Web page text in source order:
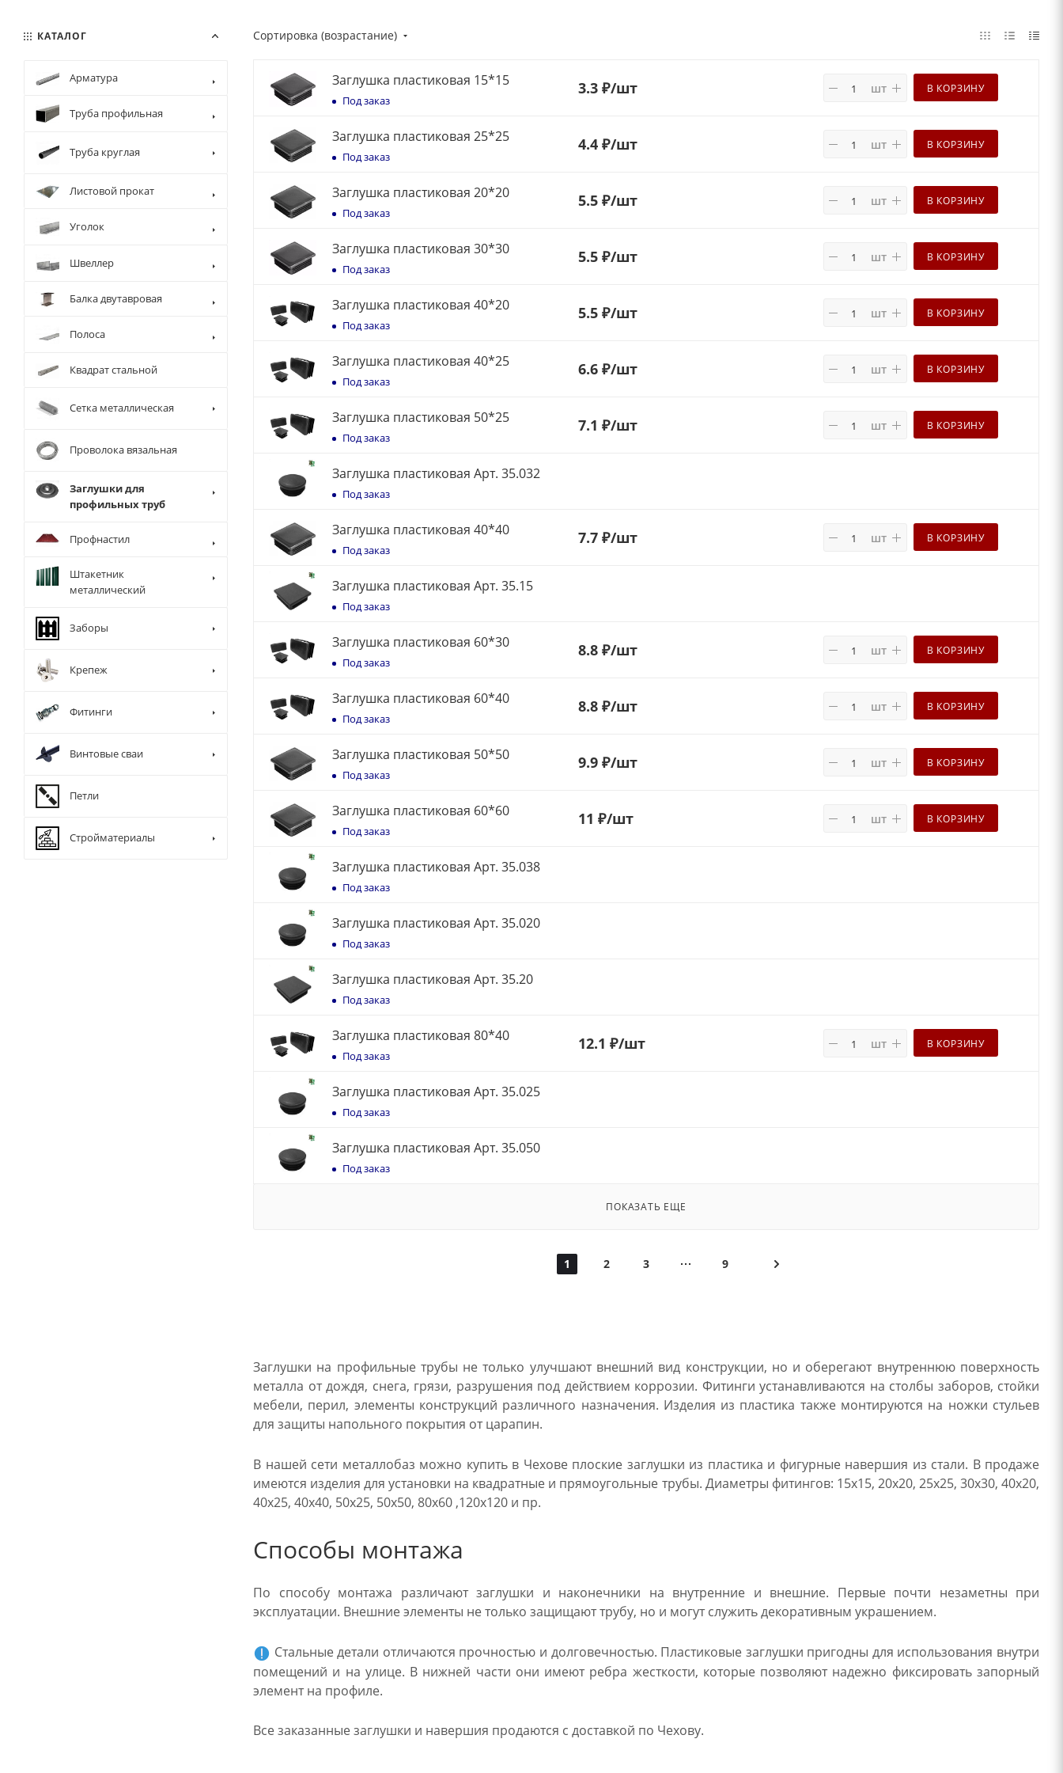
Сортировка (возрастание)
Заглушка пластиковая 15*15
Под заказ
3.3 ₽/шт шт В КОРЗИНУ
Заглушка пластиковая 25*25
Под заказ
4.4 ₽/шт шт В КОРЗИНУ
Заглушка пластиковая 20*20
Под заказ
5.5 ₽/шт шт В КОРЗИНУ
Заглушка пластиковая 30*30
Под заказ
5.5 ₽/шт шт В КОРЗИНУ
Заглушка пластиковая 40*20
Под заказ
5.5 ₽/шт шт В КОРЗИНУ
Заглушка пластиковая 40*25
Под заказ
6.6 ₽/шт шт В КОРЗИНУ
Заглушка пластиковая 50*25
Под заказ
7.1 ₽/шт шт В КОРЗИНУ
Заглушка пластиковая Арт. 35.032
Под заказ
Заглушка пластиковая 40*40
Под заказ
7.7 ₽/шт шт В КОРЗИНУ
Заглушка пластиковая Арт. 35.15
Под заказ
Заглушка пластиковая 60*30
Под заказ
8.8 ₽/шт шт В КОРЗИНУ
Заглушка пластиковая 60*40
Под заказ
8.8 ₽/шт шт В КОРЗИНУ
Заглушка пластиковая 50*50
Под заказ
9.9 ₽/шт шт В КОРЗИНУ
Заглушка пластиковая 60*60
Под заказ
11 ₽/шт шт В КОРЗИНУ
Заглушка пластиковая Арт. 35.038
Под заказ
Заглушка пластиковая Арт. 35.020
Под заказ
Заглушка пластиковая Арт. 35.20
Под заказ
Заглушка пластиковая 80*40
Под заказ
12.1 ₽/шт шт В КОРЗИНУ
Заглушка пластиковая Арт. 35.025
Под заказ
Заглушка пластиковая Арт. 35.050
Под заказ
ПОКАЗАТЬ ЕЩЕ
1 2 3 9
Заглушки на профильные трубы не только улучшают внешний вид конструкции, но и оберегают внутреннюю поверхность
металла от дождя, снега, грязи, разрушения под действием коррозии. Фитинги устанавливаются на столбы заборов, стойки
мебели, перил, элементы конструкций различного назначения. Изделия из пластика также монтируются на ножки стульев
для защиты напольного покрытия от царапин.
В нашей сети металлобаз можно купить в Чехове плоские заглушки из пластика и фигурные навершия из стали. В продаже
имеются изделия для установки на квадратные и прямоугольные трубы. Диаметры фитингов: 15х15, 20х20, 25х25, 30х30, 40х20,
40х25, 40х40, 50х25, 50х50, 80х60 ,120х120 и пр.
Способы монтажа
По способу монтажа различают заглушки и наконечники на внутренние и внешние. Первые почти незаметны при
эксплуатации. Внешние элементы не только защищают трубу, но и могут служить декоративным украшением.
Стальные детали отличаются прочностью и долговечностью. Пластиковые заглушки пригодны для использования внутри
помещений и на улице. В нижней части они имеют ребра жесткости, которые позволяют надежно фиксировать запорный
элемент на профиле.
Все заказанные заглушки и навершия продаются с доставкой по Чехову.
КАТАЛОГ
Арматура
Труба профильная
Труба круглая
Листовой прокат
Уголок
Швеллер
Балка двутавровая
Полоса
Квадрат стальной
Сетка металлическая
Проволока вязальная
Заглушки для
профильных труб
Профнастил
Штакетник
металлический
Заборы
Крепеж
Фитинги
Винтовые сваи
Петли
Стройматериалы